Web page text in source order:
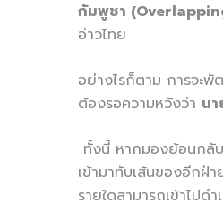
กัมพูชา
อ่าวไทย
อย่างไรก็ตาม การจะ
ต้องรอความหวังว่า น
ทั้งนี้ หากมองย้อนกลับ
เข้ามาทับเส้นของอีกฝ่
รายใดสามารถเข้าไปด